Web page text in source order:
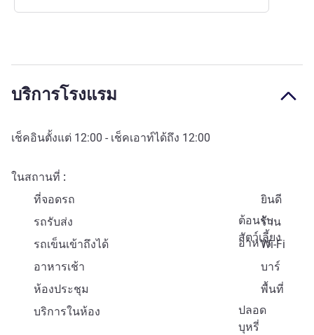
บริการโรงแรม
เช็คอินตั้งแต่ 12:00 - เช็คเอาท์ได้ถึง 12:00
ในสถานที่
ที่จอดรถ
ยินดี
ต้อนรับ
สัตว์เลี้ยง
รถรับส่ง
ร้าน
อาหาร
รถเข็นเข้าถึงได้
Wi-Fi
อาหารเช้า
บาร์
ห้องประชุม
พื้นที่
ปลอด
บุหรี่
บริการในห้อง